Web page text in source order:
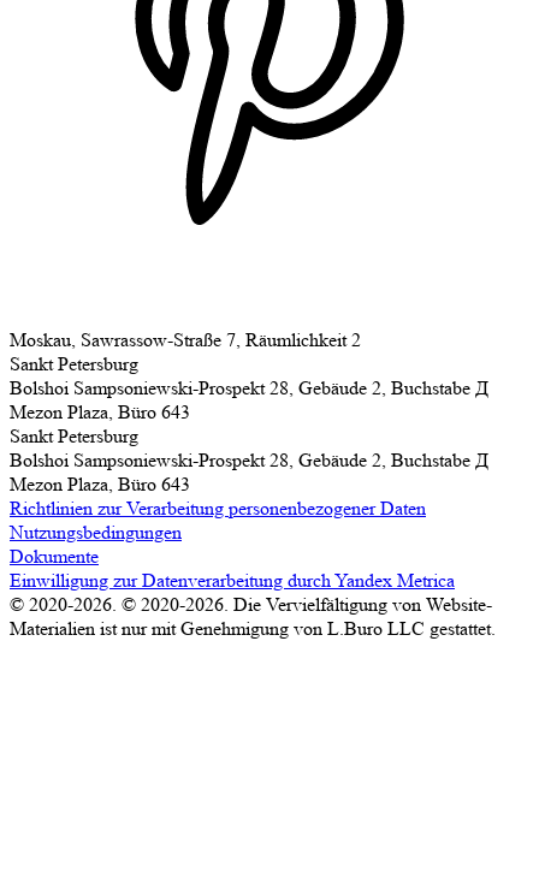
Moskau, Sawrassow-Straße 7, Räumlichkeit 2
Sankt Petersburg
Bolshoi Sampsoniewski-Prospekt 28, Gebäude 2, Buchstabe Д
Mezon Plaza, Büro 643
Sankt Petersburg
Bolshoi Sampsoniewski-Prospekt 28, Gebäude 2, Buchstabe Д
Mezon Plaza, Büro 643
Richtlinien zur Verarbeitung personenbezogener Daten
Nutzungsbedingungen
Dokumente
Einwilligung zur Datenverarbeitung durch Yandex Metrica
© 2020-2026. © 2020-2026. Die Vervielfältigung von Website-
Materialien ist nur mit Genehmigung von L.Buro LLC gestattet.